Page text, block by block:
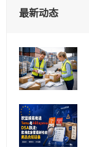
最新动态